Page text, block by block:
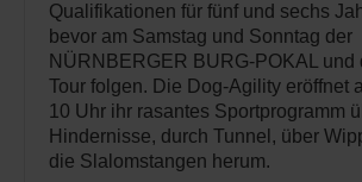
Qualifikationen für fünf und sechs
bevor am Samstag und Sonntag der
NÜRNBERGER BURG-POKAL und
Tour folgen. Die Dog-Agility eröffnet
10 Uhr ihr rasantes Sportprogramm
Hindernisse, durch Tunnel, über
die Slalomstangen herum.